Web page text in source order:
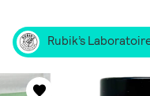
Rubik’s